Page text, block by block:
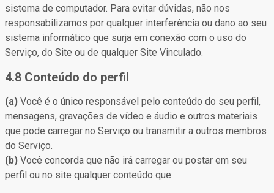
sistema de computador. Para evitar dúvidas, não nos
responsabilizamos por qualquer interferência ou dano ao seu
sistema informático que surja em conexão com o uso do
Serviço, do Site ou de qualquer Site Vinculado.
4.8 Conteúdo do perfil
(a) Você é o único responsável pelo conteúdo do seu perfil,
mensagens, gravações de vídeo e áudio e outros materiais
que pode carregar no Serviço ou transmitir a outros membros
do Serviço.
(b) Você concorda que não irá carregar ou postar em seu
perfil ou no site qualquer conteúdo que: